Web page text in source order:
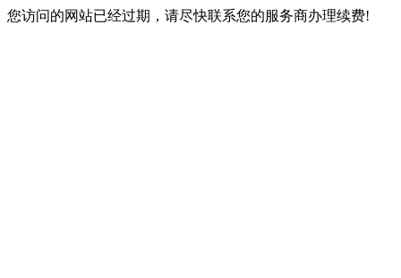
您访问的网站已经过期，请尽快联系您的服务商办理续费!